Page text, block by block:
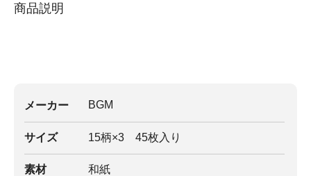
商品説明
メーカー BGM
サイズ 15柄×3 45枚入り
素材 和紙